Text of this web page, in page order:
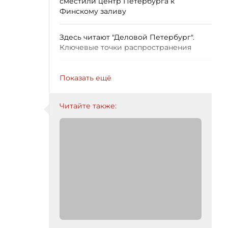
Финскому заливу
Здесь читают "Деловой Петербург".
Ключевые точки распространения
Показать ещё
Читайте также: